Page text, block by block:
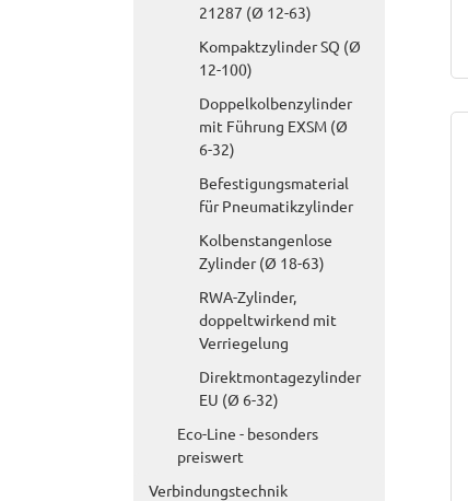
21287 (Ø 12-63)
Kompaktzylinder SQ (Ø
12-100)
Doppelkolbenzylinder
mit Führung EXSM (Ø
6-32)
Befestigungsmaterial
für Pneumatikzylinder
Kolbenstangenlose
Zylinder (Ø 18-63)
RWA-Zylinder,
doppeltwirkend mit
Verriegelung
Direktmontagezylinder
EU (Ø 6-32)
Eco-Line - besonders
preiswert
Verbindungstechnik